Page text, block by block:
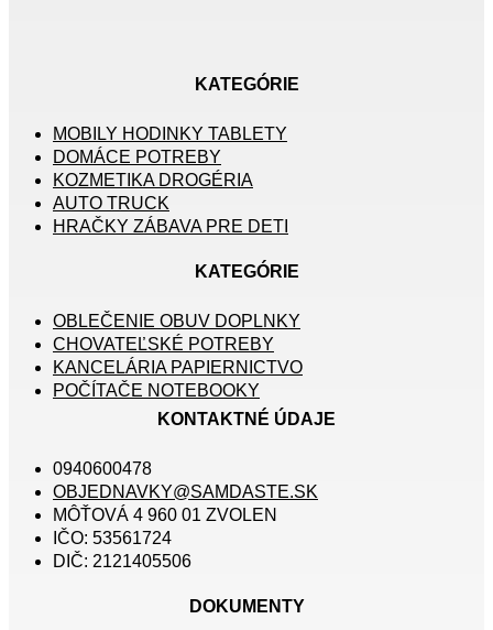
KATEGÓRIE
MOBILY HODINKY TABLETY
DOMÁCE POTREBY
KOZMETIKA DROGÉRIA
AUTO TRUCK
HRAČKY ZÁBAVA PRE DETI
KATEGÓRIE
OBLEČENIE OBUV DOPLNKY
CHOVATEĽSKÉ POTREBY
KANCELÁRIA PAPIERNICTVO
POČÍTAČE NOTEBOOKY
KONTAKTNÉ ÚDAJE
0940600478
OBJEDNAVKY@SAMDASTE.SK
MÔŤOVÁ 4 960 01 ZVOLEN
IČO: 53561724
DIČ: 2121405506
DOKUMENTY